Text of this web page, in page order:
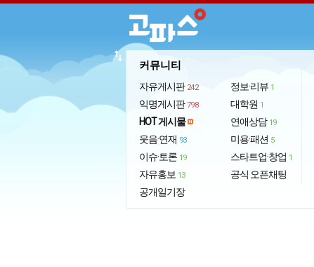
커뮤니티
자유게시판 242
익명게시판 798
HOT 게시물
웃음·연재 93
이슈·토론 19
자유홍보 13
공개일기장
정보·리뷰 1
대학원 1
연애상담 19
미용·패션 5
스타트업·창업 1
공식 오픈채팅
import_export